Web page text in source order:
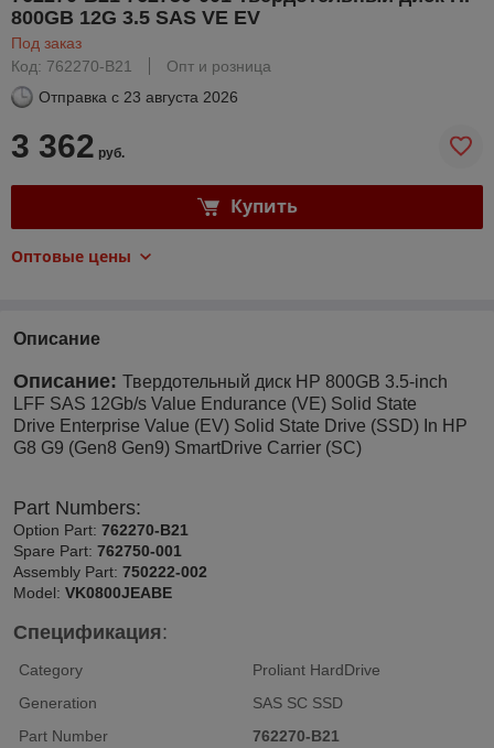
800GB 12G 3.5 SAS VE EV
Под заказ
Код: 762270-B21
Опт и розница
Отправка с 23 августа 2026
3 362 руб.
Купить
Оптовые цены
Описание
Описание: Твердотельный диск HP 800GB 3.5-inch
LFF SAS 12Gb/s Value Endurance (VE) Solid State
Drive Enterprise Value (EV) Solid State Drive (SSD) In HP
G8 G9 (Gen8 Gen9) SmartDrive Carrier (SC)
Part Numbers:
Option Part: 762270-B21
Spare Part: 762750-001
Assembly Part: 750222-002
Model: VK0800JEABE
Спецификация:
Category
Proliant HardDrive
Generation
SAS SC SSD
Part Number
762270-B21